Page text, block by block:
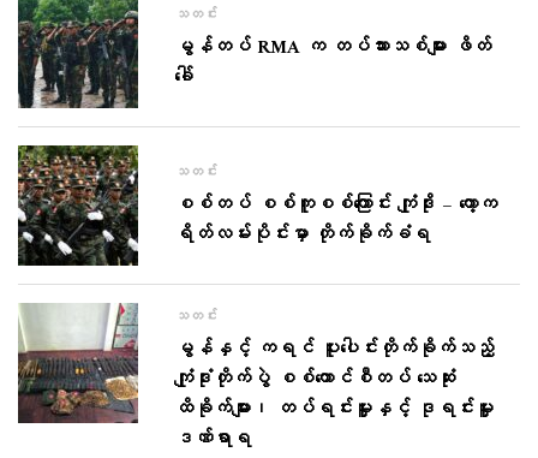
သတင်း
မွန်တပ် RMA က တပ်သားသစ်များ ဖိတ်
ခေါ်
သတင်း
စစ်တပ် စစ်ကူစစ်ကြောင်း ကျုံဒိုး – ကော့က
ရိတ်လမ်းပိုင်းမှာ တိုက်ခိုက်ခံရ
သတင်း
မွန်နှင့် ကရင် ပူးပေါင်းတိုက်ခိုက်သည့်
ကျုံဒုံးတိုက်ပွဲ စစ်ကောင်စီတပ် သေဆုံး
ထိခိုက်များ၊ တပ်ရင်းမှူးနှင့် ဒုရင်းမှူး
ဒဏ်ရာရ